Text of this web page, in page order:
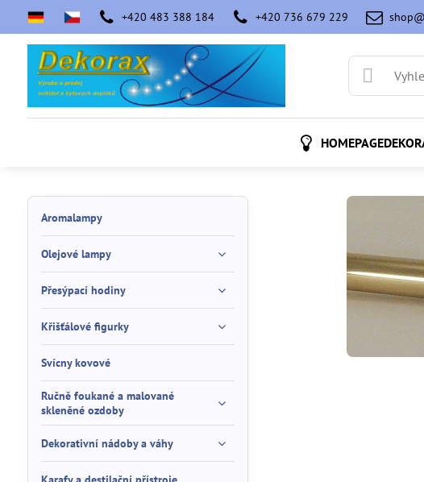
+420 483 388 184 +420 736 679 229
HOMEPAGE
Aromalampy
Olejové lampy
Přesýpací hodiny
Křišťálové figurky
Svícny kovové
Ručně foukané a malované
skleněné ozdoby
Dekorativní nádoby a váhy